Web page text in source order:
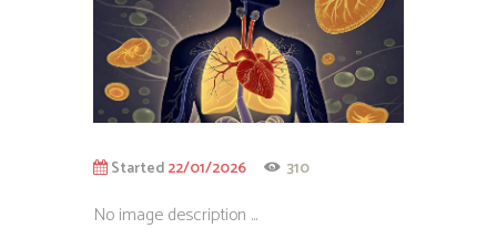
Started22/01/2026 310
No image description ...